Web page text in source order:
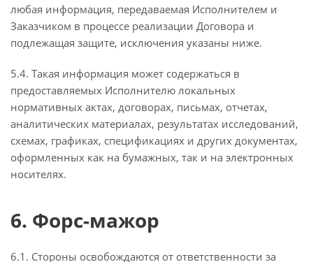
любая информация, передаваемая Исполнителем и
Заказчиком в процессе реализации Договора и
подлежащая защите, исключения указаны ниже.
5.4. Такая информация может содержаться в
предоставляемых Исполнителю локальных
нормативных актах, договорах, письмах, отчетах,
аналитических материалах, результатах исследований,
схемах, графиках, спецификациях и других документах,
оформленных как на бумажных, так и на электронных
носителях.
6. Форс-мажор
6.1. Стороны освобождаются от ответственности за